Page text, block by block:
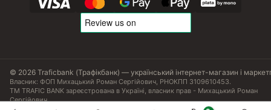
© 2026 Traficbank (Трафікбанк) — український інтернет-магазин і
Власник: ФОП Михацький Роман Сергійович, РНОКПП 3109610453.
ТМ TRAFIC BANK зареєстрована в Україні, власник прав - Михацький Роман
Сергійович.